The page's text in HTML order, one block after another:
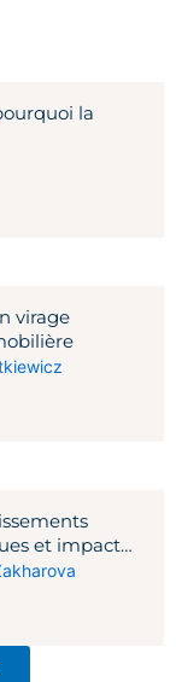
la
virage
et impact